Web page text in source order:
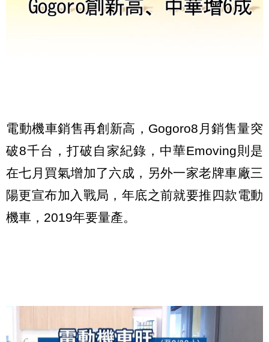
電動機車銷售再創新高，Gogoro8月銷售量突
破8千台，打破自家紀錄，中華Emoving則是
在七月買氣增加了六成，另外一家老牌車廠三
陽更宣布加入戰局，年底之前就要推四款電動
機車，2019年要量產。